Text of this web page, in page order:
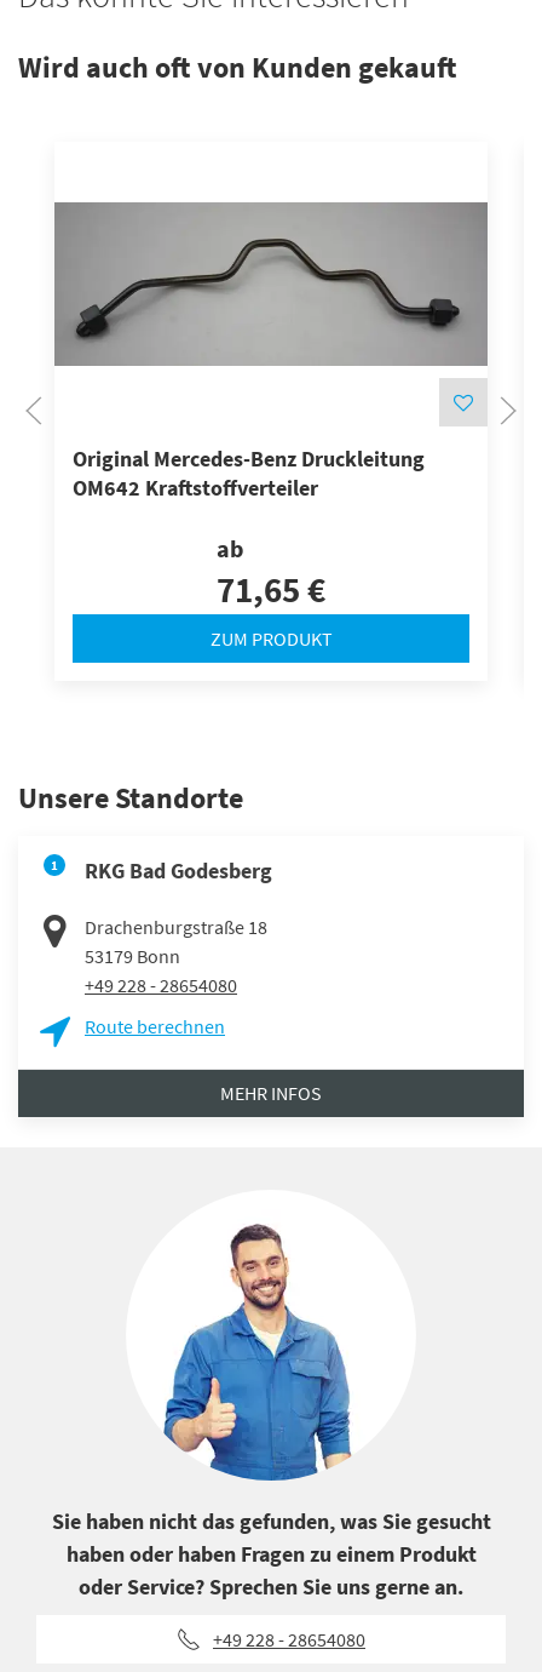
Wird auch oft von Kunden gekauft
Original Mercedes-Benz Druckleitung
OM642 Kraftstoffverteiler
ab
71,65 €
ZUM PRODUKT
Unsere Standorte
1 RKG Bad Godesberg
Drachenburgstraße 18
53179 Bonn
+49 228 - 28654080
Route berechnen
MEHR INFOS
Sie haben nicht das gefunden, was Sie gesucht
haben oder haben Fragen zu einem Produkt
oder Service? Sprechen Sie uns gerne an.
+49 228 - 28654080